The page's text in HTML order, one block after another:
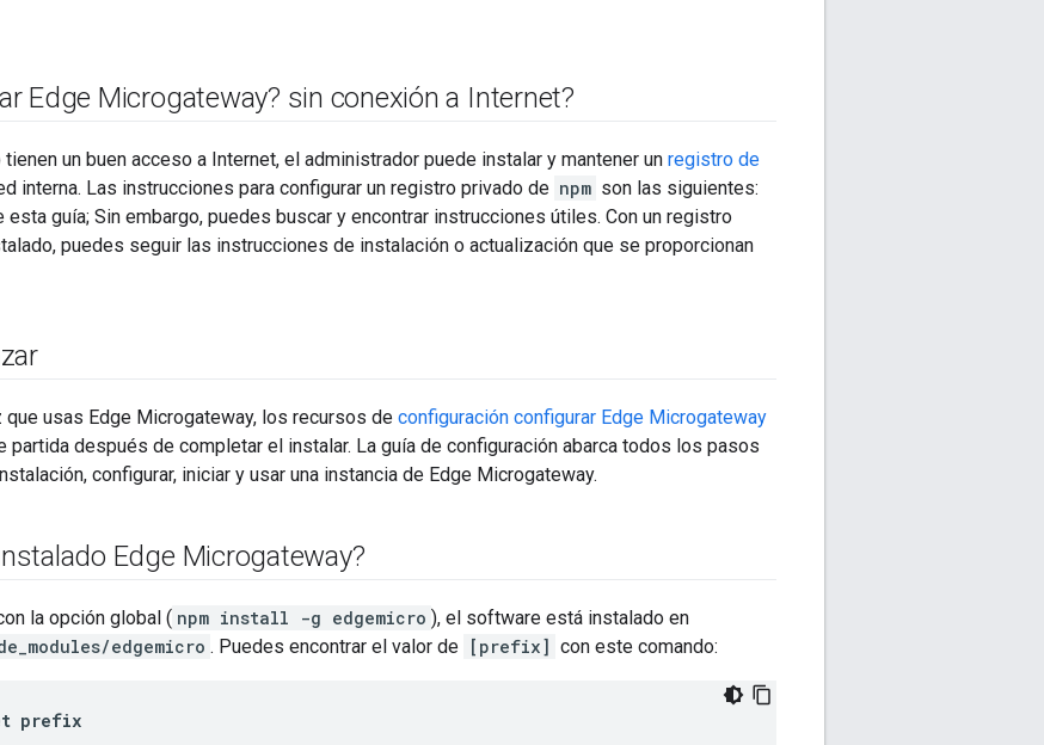
Edge Microgateway? sin conexión a Internet?
un buen acceso a Internet, el administrador puede instalar y mantener un registro de
interna. Las instrucciones para configurar un registro privado de npm son las siguientes:
esta guía; Sin embargo, puedes buscar y encontrar instrucciones útiles. Con un registro
puedes seguir las instrucciones de instalación o actualización que se proporcionan
usas Edge Microgateway, los recursos de configuración configurar Edge Microgateway
partida después de completar el instalar. La guía de configuración abarca todos los pasos
configurar, iniciar y usar una instancia de Edge Microgateway.
Edge Microgateway?
la opción global ( npm install -g edgemicro ), el software está instalado en
edgemicro . Puedes encontrar el valor de [prefix] con este comando:
prefix